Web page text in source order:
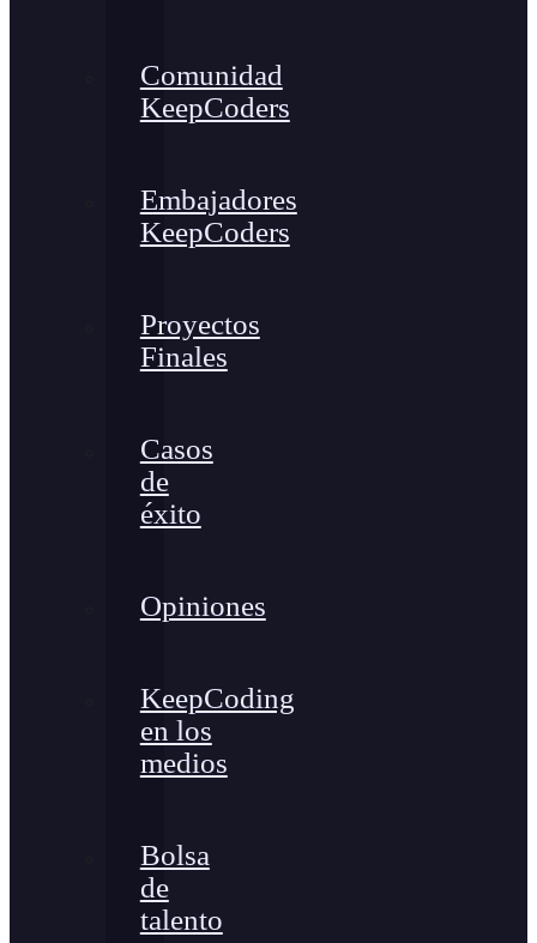
Comunidad
KeepCoders
Embajadores
KeepCoders
Proyectos
Finales
Casos
de
éxito
Opiniones
KeepCoding
en los
medios
Bolsa
de
talento